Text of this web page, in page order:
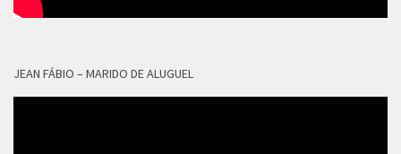
JEAN FÁBIO – MARIDO DE ALUGUEL